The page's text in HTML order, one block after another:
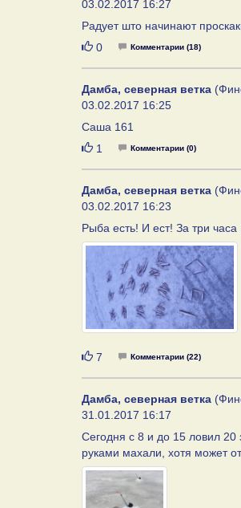
03.02.2017 16:27
Радует што начинают
Нравится
0 Комментарии (18)
Дамба, северная ветка
03.02.2017 16:25
Саша 161
Нравится
1 Комментарии (0)
Дамба, северная ветка
03.02.2017 16:23
Рыба есть! И ест! За три
Нравится
7 Комментарии (22)
Дамба, северная ветка
31.01.2017 16:17
Сегодня с 8 и до 15 ловил
руками махали, хотя может